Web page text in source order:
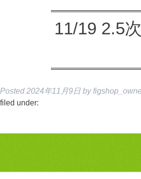
11/19 2.5
Posted 2024年11月9日 by
filed under: